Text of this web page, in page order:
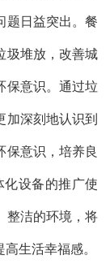
题日益突出。餐
圾堆放，改善城
保意识。通过垃
加深刻地认识到
保意识，培养良
设备的推广使
整洁的环境，将
生活幸福感。